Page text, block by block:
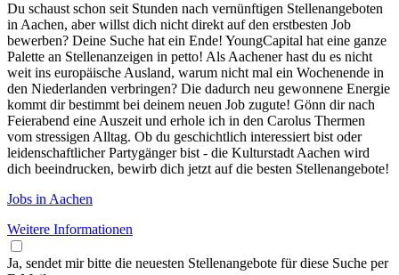
Du schaust schon seit Stunden nach vernünftigen Stellenangeboten
in Aachen, aber willst dich nicht direkt auf den erstbesten Job
bewerben? Deine Suche hat ein Ende! YoungCapital hat eine ganze
Palette an Stellenanzeigen in petto! Als Aachener hast du es nicht
weit ins europäische Ausland, warum nicht mal ein Wochenende in
den Niederlanden verbringen? Die dadurch neu gewonnene Energie
kommt dir bestimmt bei deinem neuen Job zugute! Gönn dir nach
Feierabend eine Auszeit und erhole ich in den Carolus Thermen
vom stressigen Alltag. Ob du geschichtlich interessiert bist oder
leidenschaftlicher Partygänger bist - die Kulturstadt Aachen wird
dich beeindrucken, bewirb dich jetzt auf die besten Stellenangebote!
Jobs in Aachen
Weitere Informationen
Ja, sendet mir bitte die neuesten Stellenangebote für diese Suche per